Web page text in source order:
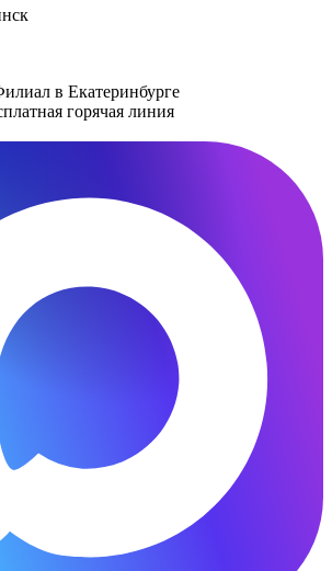
в Екатеринбурге
горячая линия